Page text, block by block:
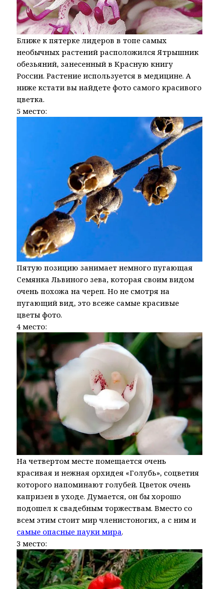
Ближе к пятерке лидеров в топе самых
необычных растений расположился Ятрышник
обезьяний, занесенный в Красную книгу
России. Растение используется в медицине. А
ниже кстати вы найдете фото самого красивого
цветка.
5 место:
Пятую позицию занимает немного пугающая
Семянка Львиного зева, которая своим видом
очень похожа на череп. Но не смотря на
пугающий вид, это всеже самые красивые
цветы фото.
4 место:
На четвертом месте помещается очень
красивая и нежная орхидея «Голубь», соцветия
которого напоминают голубей. Цветок очень
капризен в уходе. Думается, он бы хорошо
подошел к свадебным торжествам. Вместо со
всем этим стоит мир членистоногих, а с ним и
самые опасные пауки мира.
3 место: